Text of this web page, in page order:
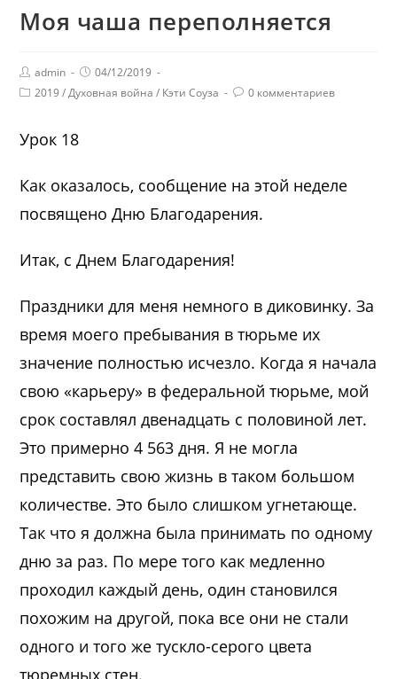
Моя чаша переполняется
admin
04/12/2019
2019 / Духовная война / Кэти Соуза 0 комментариев
Урок 18
Как оказалось, сообщение на этой неделе
посвящено Дню Благодарения.
Итак, с Днем Благодарения!
Праздники для меня немного в диковинку. За
время моего пребывания в тюрьме их
значение полностью исчезло. Когда я начала
свою «карьеру» в федеральной тюрьме, мой
срок составлял двенадцать с половиной лет.
Это примерно 4 563 дня. Я не могла
представить свою жизнь в таком большом
количестве. Это было слишком угнетающе.
Так что я должна была принимать по одному
дню за раз. По мере того как медленно
проходил каждый день, один становился
похожим на другой, пока все они не стали
одного и того же тускло-серого цвета